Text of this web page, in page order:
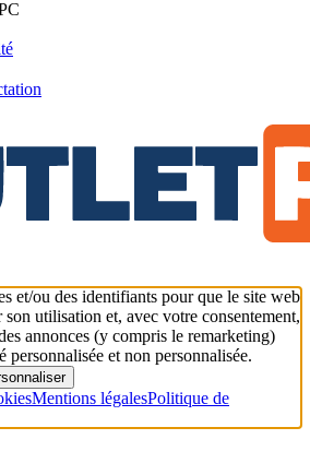
et/ou des identifiants pour que le site web
utilisation et, avec votre consentement,
annonces (y compris le remarketing)
et non personnalisée.
Mentions légalesPolitique de